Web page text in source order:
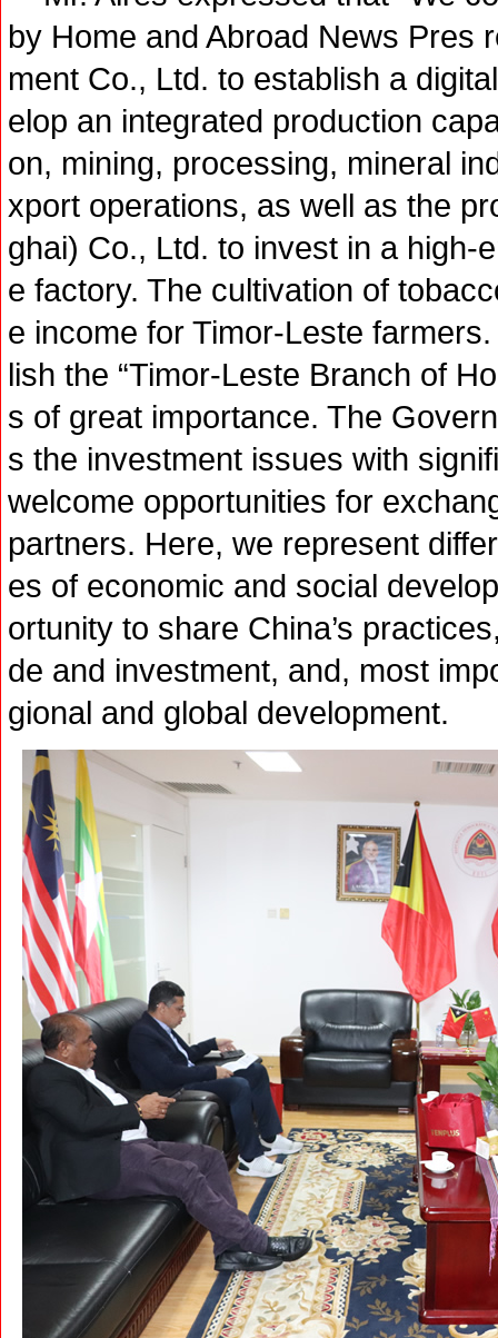
by Home and Abroad News Pres
ment Co., Ltd. to establish a
elop an integrated production
on, mining, processing, mineral
xport operations, as well as the
ghai) Co., Ltd. to invest in a high-
e factory. The cultivation of
e income for Timor-Leste
lish the “Timor-Leste Branch of
s of great importance. The
s the investment issues with
welcome opportunities for
partners. Here, we represent
es of economic and social
ortunity to share China’s
de and investment, and, most
gional and global development.